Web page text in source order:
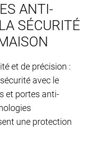
ANTI-
SÉCURITÉ
et de précision :
avec le
et portes anti-
une protection